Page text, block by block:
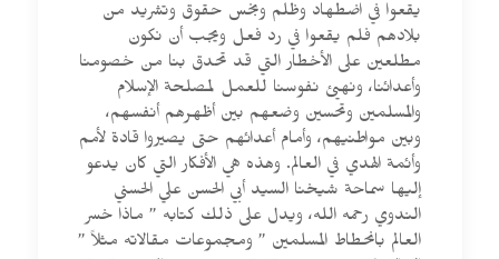
يقعوا في اضطهاد وظلم وبخس حقوق وتشريد من
بلادهم فلم يقعوا في رد فعل ويجب أن نكون
مطلعين على الأخطار التي قد تحدق بنا من خصومنا
وأعدائنا، ونهيئ نفوسنا للعمل لمصلحة الإسلام
والمسلمين وتحسين وضعهم بين أظهرهم أنفسهم،
وبين مواطنيهم، وأمام أعدائهم حتى يصيروا قادة لأمم
وأئمة الهدي في العالم. وهذه هي الأفكار التي كان يدعو
إليها سماحة شيخنا السيد أبي الحسن علي الحسني
الندوي رحمه الله، ويدل على ذلك كتابه ” ماذا خسر
العالم بانحطاط المسلمين ” ومجموعات مقالاته مثلاً ”